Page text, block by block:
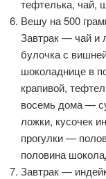
тефтелька, чай,
Вешу на 500
Завтрак — чай и
булочка с
шоколаднице в
крапивой,
восемь дома —
ложки, кусочек
прогулки —
половина
Завтрак —